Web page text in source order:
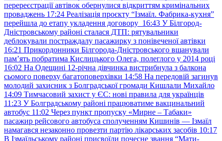
перереєстрації автівок обернулися відкриттям кримінальних
проваджень 17:24 Реалізація проєкту “Ізмаїл. Фабрика-кухня”
перейшла до етапу укладення договору 16:43 У Білгород-
Дністровському районі сталася ДТП: рятувальники
деблокували постраждалу пасажирку з понівеченої автівки
16:21 Прикордонники Білгорода-Дністровського вшанували
пам’ять побратима Кислицького Олега, полеглого у 2014 році
16:02 На Одещині 12-річна дівчинка вистрибнула з балкона
сьомого поверху багатоповерхівки 14:58 На передовій загинув
молодий захисник з Болградської громади Кишлали Михайло
14:09 Тимчасовий захист у ЄС: нові правила для українців
11:23 У Болградському районі працюватиме вакцинальний
автобус 11:02 Через пункт пропуску «Мирне – Табаки»
пасажир рейсового автобуса сполученням Кишинів — Ізмаїл
намагався незаконно провезти партію лікарських засобів 10:17
В Ізмаїльському районі присвоїли почесне звання “Мати-